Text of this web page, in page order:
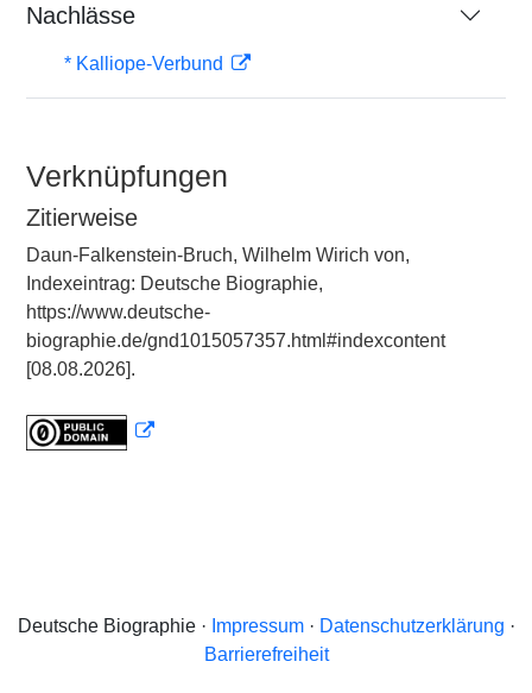
Nachlässe
* Kalliope-Verbund
Verknüpfungen
Zitierweise
Daun-Falkenstein-Bruch, Wilhelm Wirich von,
Indexeintrag: Deutsche Biographie,
https://www.deutsche-
biographie.de/gnd1015057357.html#indexcontent
[08.08.2026].
Deutsche Biographie · Impressum· Datenschutzerklärung ·
Barrierefreiheit